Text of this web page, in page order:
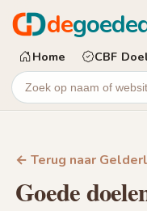
de
Home CBF
← Terug naar
Goede